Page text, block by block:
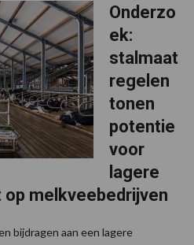
Onderzo
ek:
stalmaat
regelen
tonen
potentie
voor
lagere
melkveebedrijven
bijdragen aan een lagere